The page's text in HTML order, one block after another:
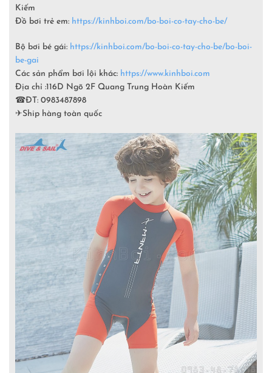
Kiếm
Đồ bơi trẻ em: https://kinhboi.com/bo-boi-co-tay-cho-be/
Bộ bơi bé gái: https://kinhboi.com/bo-boi-co-tay-cho-be/bo-boi-
be-gai
Các sản phẩm bơi lội khác: https://www.kinhboi.com
Địa chỉ :116D Ngõ 2F Quang Trung Hoàn Kiếm
☎ĐT: 0983487898
✈Ship hàng toàn quốc